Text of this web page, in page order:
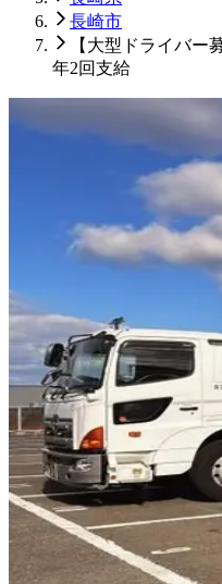
長崎市
【大型ドライバー
年2回支給